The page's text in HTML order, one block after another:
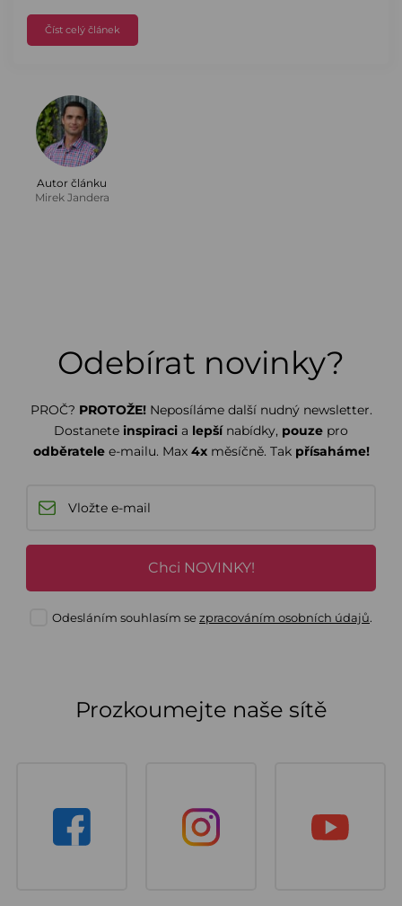
Číst celý článek
Autor článku
Mirek Jandera
Odebírat novinky?
PROČ? PROTOŽE! Neposíláme další nudný newsletter.
Dostanete inspiraci a lepšínabídky, pouze pro
odběratelee-mailu. Max 4xměsíčně. Tak přísaháme!
Chci NOVINKY!
Odesláním souhlasím sezpracováním osobních údajů.
Prozkoumejte naše sítě